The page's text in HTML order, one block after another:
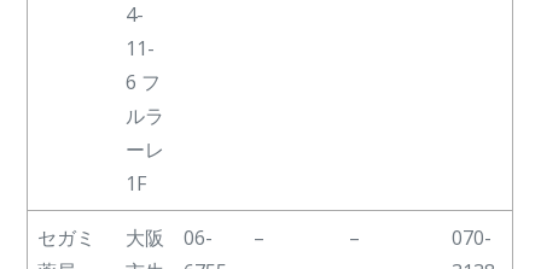
4-
11-
6 フ
ルラ
ーレ
1F
セガミ
大阪
06-
– –
070-